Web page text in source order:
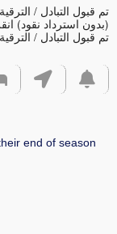
تم قبول التبادل /
(بدون استرداد نقود)
تم قبول التبادل / الترقية حتى 2 ساعة
end of season